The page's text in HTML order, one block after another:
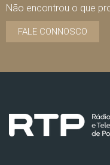
Não encontrou o que
FALE CONNOSCO